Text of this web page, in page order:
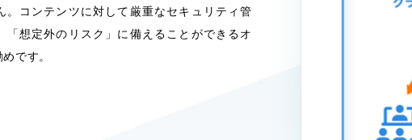
。コンテンツに対して厳重なセキュリティ管
「想定外のリスク」に備えることができるオ
です。